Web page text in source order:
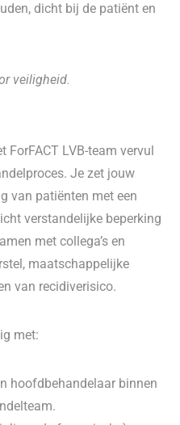
dicht bij de patiënt en
veiligheid.
ForFACT LVB-team vervul
Je zet jouw
van patiënten met een
verstandelijke beperking
met collega’s en
maatschappelijke
van recidiverisico.
met:
hoofdbehandelaar binnen